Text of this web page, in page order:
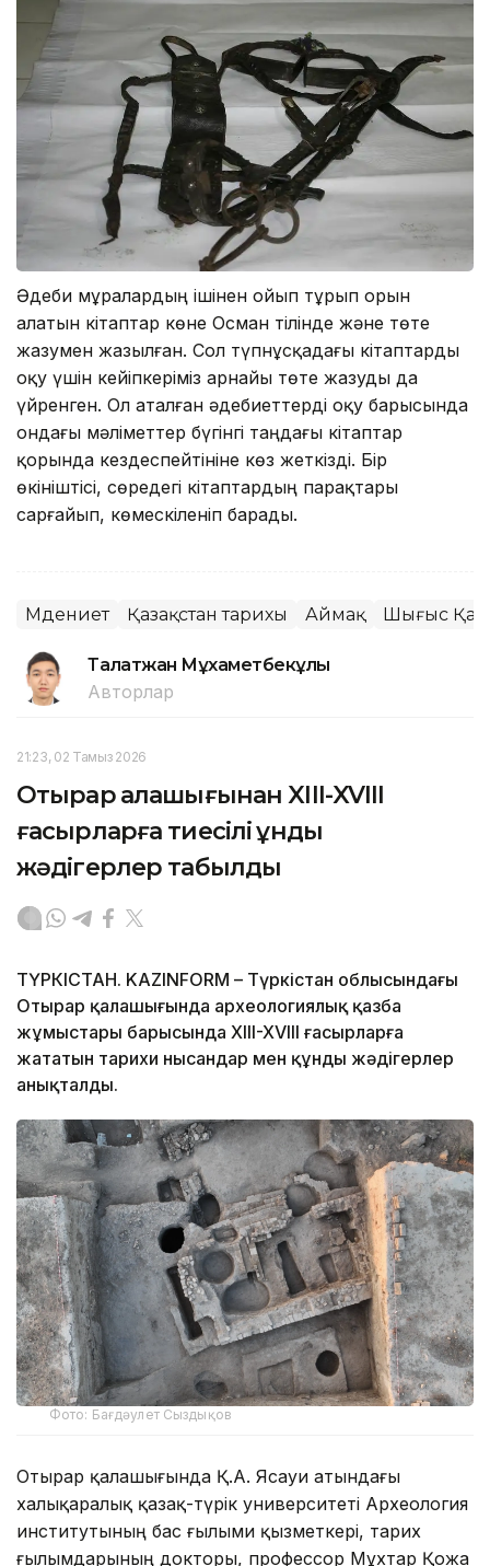
Әдеби мұралардың ішінен ойып тұрып орын
алатын кітаптар көне Осман тілінде және төте
жазумен жазылған. Сол түпнұсқадағы кітаптарды
оқу үшін кейіпкеріміз арнайы төте жазуды да
үйренген. Ол аталған әдебиеттерді оқу барысында
ондағы мәліметтер бүгінгі таңдағы кітаптар
қорында кездеспейтініне көз жеткізді. Бір
өкініштісі, сөредегі кітаптардың парақтары
сарғайып, көмескіленіп барады.
Мәдениет Қазақстан тарихы Аймақ Шығыс
Талғатжан Мұхаметбекұлы
Авторлар
21:23, 02 Тамыз 2026
Отырар қалашығынан XIII-XVIII
ғасырларға тиесілі құнды
жәдігерлер табылды
ТҮРКІСТАН. KAZINFORM – Түркістан облысындағы
Отырар қалашығында археологиялық қазба
жұмыстары барысында XIII-XVIII ғасырларға
жататын тарихи нысандар мен құнды жәдігерлер
анықталды.
Фото: Бағдәулет Сыздықов
Отырар қалашығында Қ.А. Ясауи атындағы
халықаралық қазақ-түрік университеті Археология
институтының бас ғылыми қызметкері, тарих
ғылымдарының докторы, профессор Мұхтар Қожа